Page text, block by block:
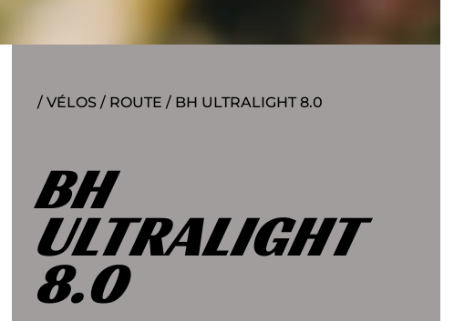
/ VÉLOS/ ROUTE / BH ULTRALIGHT 8.0
BH
ULTRALIGHT
8.0